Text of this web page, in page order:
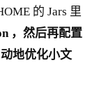
的 Jars 里
，然后再配置
地优化小文